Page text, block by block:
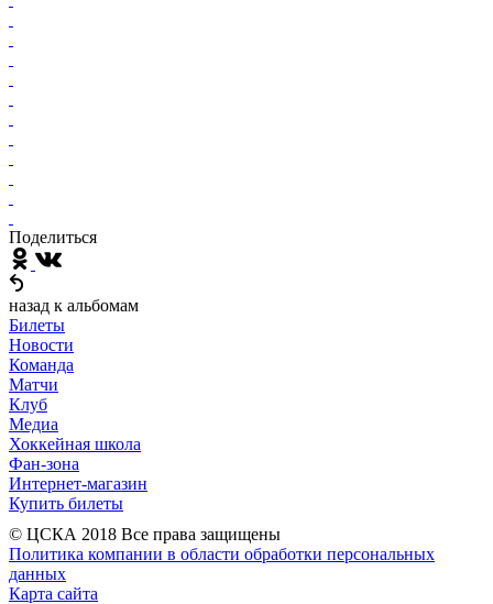
Поделиться
назад к альбомам
Билеты
Новости
Команда
Матчи
Клуб
Медиа
Хоккейная школа
Фан-зона
Интернет-магазин
Купить билеты
© ЦСКА 2018 Все права защищены
Политика компании в области обработки персональных
данных
Карта сайта